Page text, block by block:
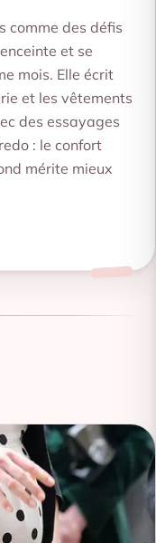
comme des défis
et se
mois. Elle écrit
et les vêtements
des essayages
: le confort
mérite mieux